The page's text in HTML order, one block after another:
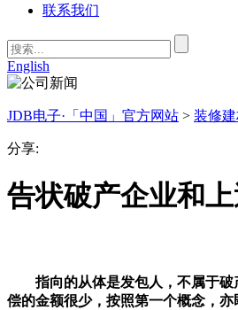
联系我们
English
JDB电子·「中国」官方网站 > 装修
分享:
告状破产企业和
指向的从体是发包人，不属于破
偿的金额很少，按照第一个概念，